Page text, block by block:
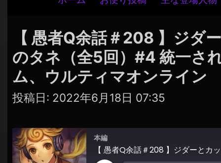
ビ
ゲ
ー
シ
ョ
【 愚者Q余話＃208 】ジダ
のタネ（全5回）#4 統一さ
ム、ウルティマオンライン
投稿日: 2022年6月18日 07:35
本編